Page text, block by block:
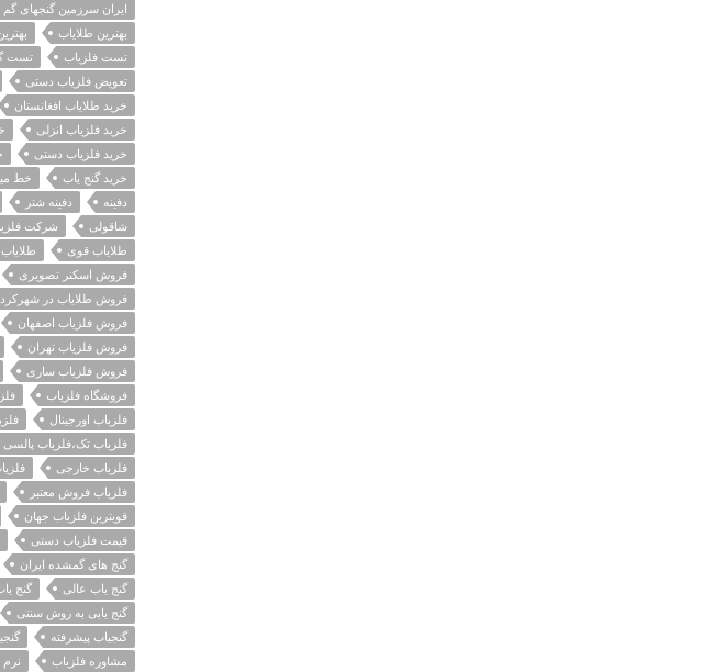
ایران سرزمین گنجهای
بهترین طلایاب
تست فلزیاب
تست
تعویض فلزیاب دستی
خرید طلایاب افغانستان
خرید فلزیاب انزلی
خرید فلزیاب دستی
خرید گنج یاب
خط
دفینه
دفینه شتر
شاقولی
شرکت
طلایاب قوی
فروش اسکنر تصویری
فروش طلایاب در شهرکرد
فروش فلزیاب اصفهان
فروش فلزیاب تهران
فروش فلزیاب ساری
فروشگاه فلزیاب
فلزیاب اورجینال
فلزیاب تک،فلزیاب پالسی
فلزیاب خارجی
فلزیاب فروش معتبر
قویترین فلزیاب جهان
قیمت فلزیاب دستی
گنج های گمشده ایران
گنج یاب عالی
گنج
گنج یابی به روش سنتی
گنجیاب پیشرفته
مشاوره فلزیاب
نرم